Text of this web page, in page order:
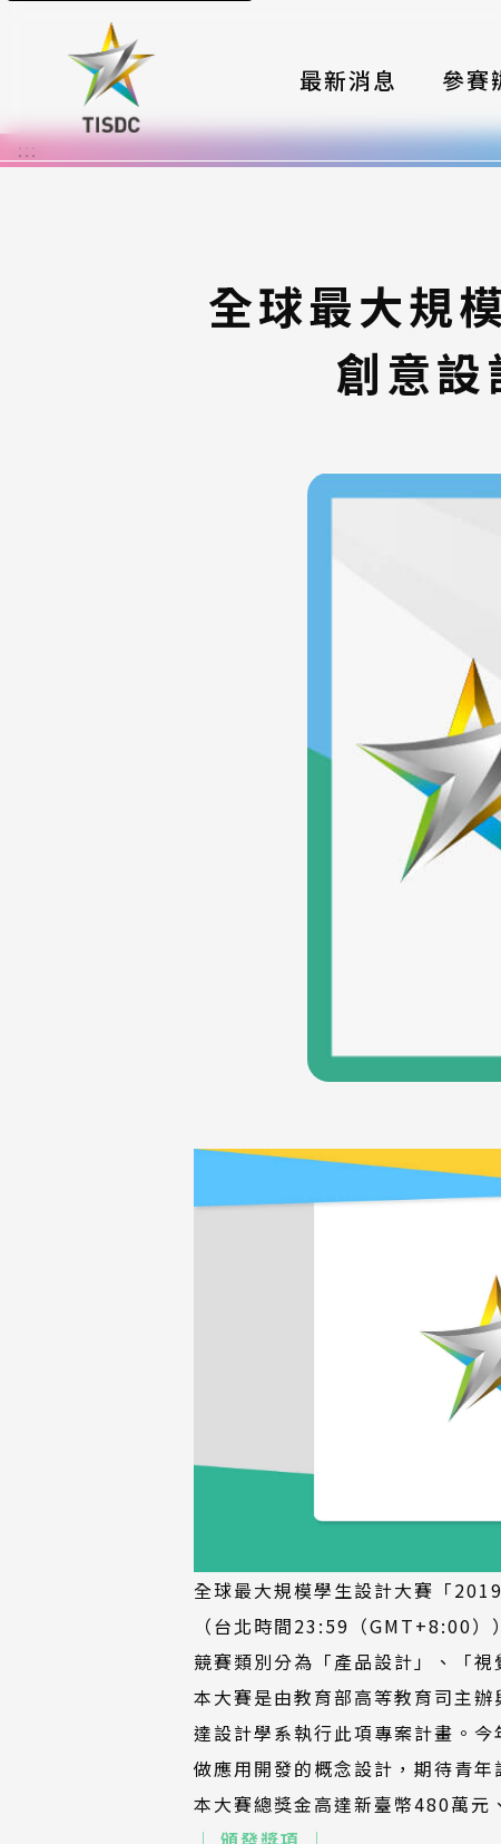
最新消息 參賽
大賽組
報名格
評選與
常見問
:::
全球最大規
創意
全球最大規模學生設計大賽「
（台北時間23:59（GMT+8:00））
競賽類別分為「產品設計」、「
本大賽是由教育部高等教育司主
達設計學系執行此項專案計畫。
做應用開發的概念設計，期待青
本大賽總獎金高達新臺幣480萬元